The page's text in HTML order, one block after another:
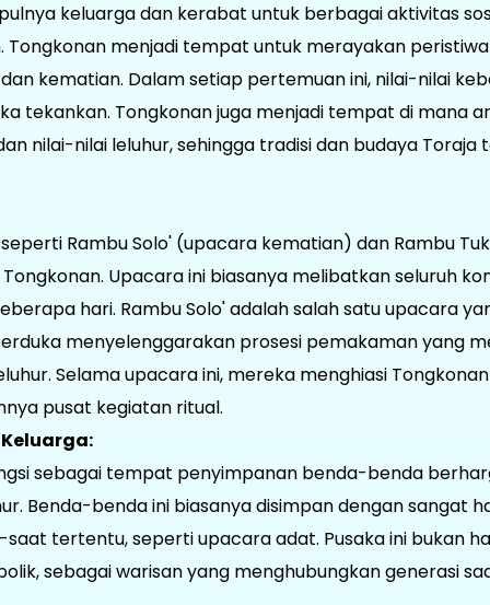
keluarga dan kerabat untuk berbagai aktivitas
Tongkonan menjadi tempat untuk merayakan
kematian. Dalam setiap pertemuan ini, nilai-nilai
tekankan. Tongkonan juga menjadi tempat di mana
nilai-nilai leluhur, sehingga tradisi dan budaya Toraja
Rambu Solo' (upacara kematian) dan Rambu
Upacara ini biasanya melibatkan seluruh
hari. Rambu Solo' adalah salah satu upacara
menyelenggarakan prosesi pemakaman yang
Selama upacara ini, mereka menghiasi
pusat kegiatan ritual.
sebagai tempat penyimpanan benda-benda
Benda-benda ini biasanya disimpan dengan sangat
tertentu, seperti upacara adat. Pusaka ini bukan
sebagai warisan yang menghubungkan generasi